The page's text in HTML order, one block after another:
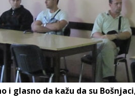
i glasno da kažu da su